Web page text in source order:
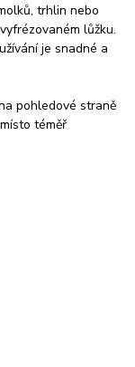
trhlin nebo
lůžku.
je snadné a
pohledové straně
téměř